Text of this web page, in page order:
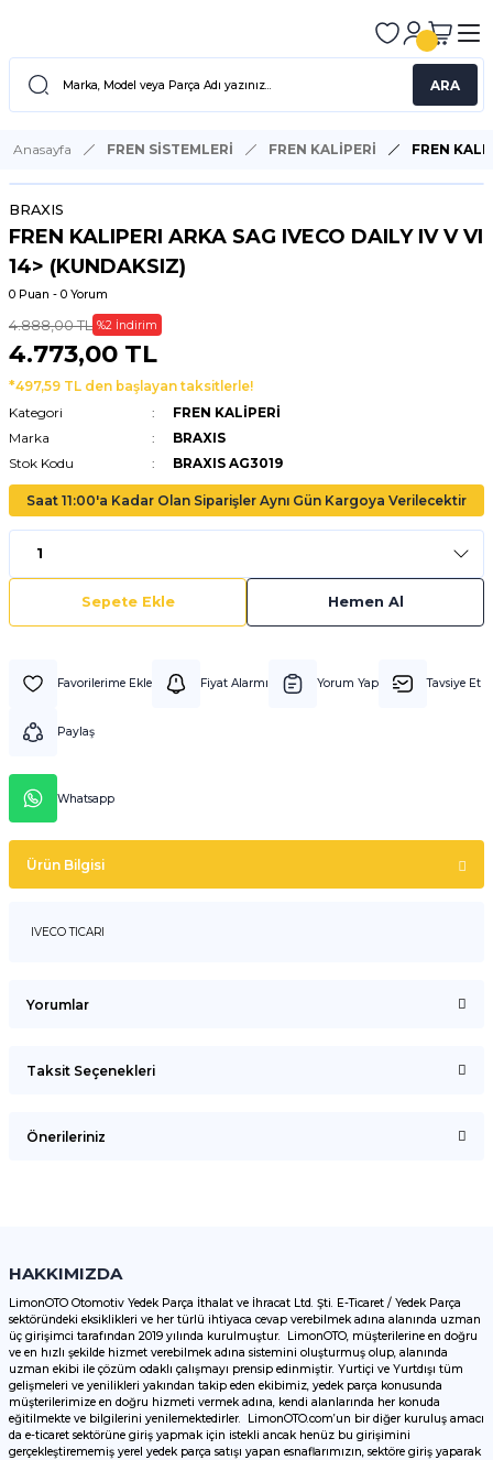
ARA
Anasayfa FREN SİSTEMLERİ FREN KALİPERİ FREN
BRAXIS
FREN KALIPERI ARKA SAG IVECO DAILY IV V VI
14> (KUNDAKSIZ)
0 Puan - 0 Yorum
4.888,00 TL %2 İndirim
4.773,00 TL
*497,59 TL den başlayan taksitlerle!
Kategori
FREN KALİPERİ
Marka
BRAXIS
Stok Kodu
BRAXIS AG3019
Saat 11:00'a Kadar Olan Siparişler Aynı Gün Kargoya Verilecektir
Sepete Ekle Hemen Al
Fiyat Alarmı Yorum Yap Tavsiye Et
Paylaş
Whatsapp
Ürün Bilgisi
IVECO TICARI
Yorumlar
Taksit Seçenekleri
Önerileriniz
Görüş ve önerileriniz için teşekkür ederiz.
Ürün resmi kalitesiz, bozuk veya görüntülenemiyor.
Ürün açıklamasında eksik bilgiler bulunuyor.
Ürün bilgilerinde hatalar bulunuyor.
Ürün fiyatı diğer sitelerden daha pahalı.
Bu ürüne benzer farklı alternatifler olmalı.
HAKKIMIZDA
LimonOTO Otomotiv Yedek Parça İthalat ve İhracat Ltd. Şti. E-Ticaret / Yedek Parça
sektöründeki eksiklikleri ve her türlü ihtiyaca cevap verebilmek adına alanında uzman
üç girişimci tarafından 2019 yılında kurulmuştur. LimonOTO, müşterilerine en doğru
ve en hızlı şekilde hizmet verebilmek adına sistemini oluşturmuş olup, alanında
uzman ekibi ile çözüm odaklı çalışmayı prensip edinmiştir. Yurtiçi ve Yurtdışı tüm
gelişmeleri ve yenilikleri yakından takip eden ekibimiz, yedek parça konusunda
müşterilerimize en doğru hizmeti vermek adına, kendi alanlarında her konuda
eğitilmekte ve bilgilerini yenilemektedirler. LimonOTO.com’un bir diğer kuruluş amacı
da e-ticaret sektörüne giriş yapmak için istekli ancak henüz bu girişimini
gerçekleştirememiş yerel yedek parça satışı yapan esnaflarımızın, sektöre giriş yaparak